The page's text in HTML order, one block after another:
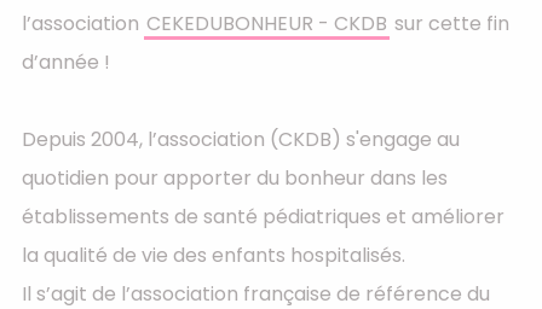
l’association CEKEDUBONHEUR - CKDB sur cette fin
d’année !
Depuis 2004, l’association (CKDB) s'engage au
quotidien pour apporter du bonheur dans les
établissements de santé pédiatriques et améliorer
la qualité de vie des enfants hospitalisés.
Il s’agit de l’association française de référence du